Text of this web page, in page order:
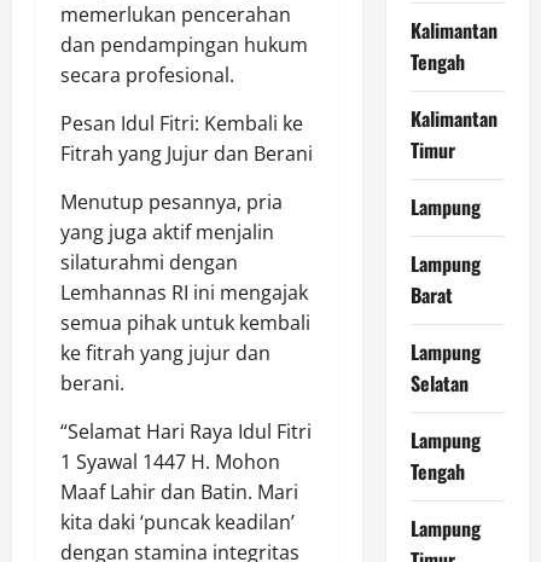
memerlukan pencerahan
dan pendampingan hukum
secara profesional.
Pesan Idul Fitri: Kembali ke
Fitrah yang Jujur dan Berani
Menutup pesannya, pria
yang juga aktif menjalin
silaturahmi dengan
Lemhannas RI ini mengajak
semua pihak untuk kembali
ke fitrah yang jujur dan
berani.
“Selamat Hari Raya Idul Fitri
1 Syawal 1447 H. Mohon
Maaf Lahir dan Batin. Mari
kita daki ‘puncak keadilan’
dengan stamina integritas
Kalimantan
Tengah
Kalimantan
Timur
Lampung
Lampung
Barat
Lampung
Selatan
Lampung
Tengah
Lampung